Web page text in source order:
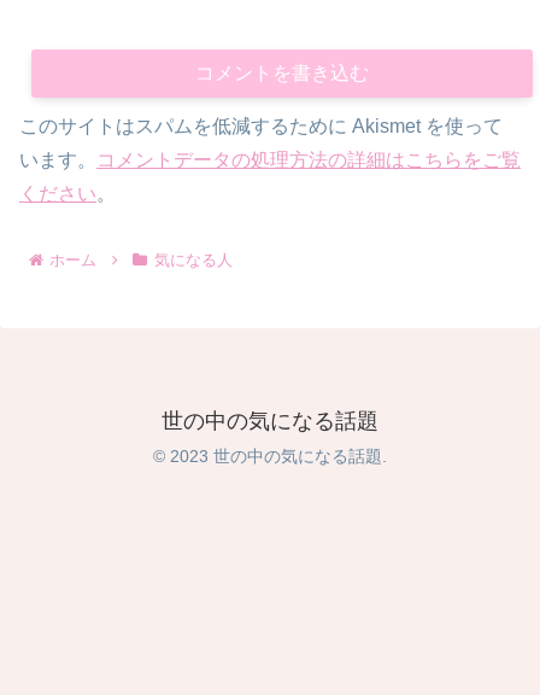
コメントを書き込む
このサイトはスパムを低減するために Akismet を使って
います。
コメントデータの処理方法の詳細はこちらをご覧
ください。
ホーム 気になる人
世の中の気になる話題
© 2023 世の中の気になる話題.